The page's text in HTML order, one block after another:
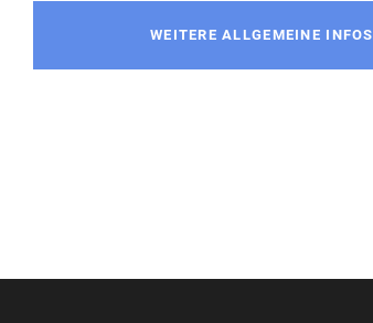
WEITERE ALLGEMEINE INFOS